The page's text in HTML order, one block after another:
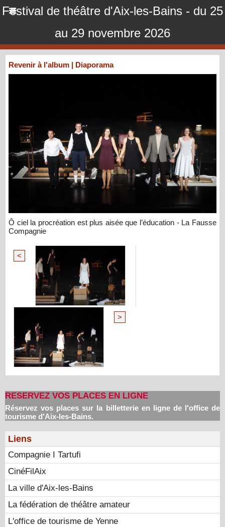
Festival de théâtre d'Aix-les-Bains - du 25
au 29 novembre 2026
Revenir à l'album | Diaporama
Ô ciel la procréation est plus aisée que l’éducation - La Fausse
Compagnie
<
>
RESERVEZ VOS PLACES EN LIGNE
Réservez vos places sur la billetterie en ligne de l'office de
tourisme d'Aix-les-Bains.
Liens
Compagnie I Tartufi
CinéFilAix
La ville d'Aix-les-Bains
La fédération de théâtre amateur
L'office de tourisme de Yenne